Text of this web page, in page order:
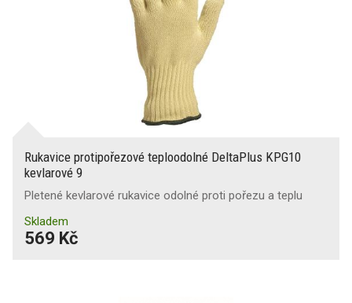
Rukavice protipořezové teploodolné DeltaPlus KPG10
kevlarové 9
Pletené kevlarové rukavice odolné proti pořezu a teplu
Skladem
569 Kč